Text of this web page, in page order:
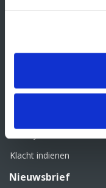
Retourbeleid
Klacht indienen
Nieuwsbrief